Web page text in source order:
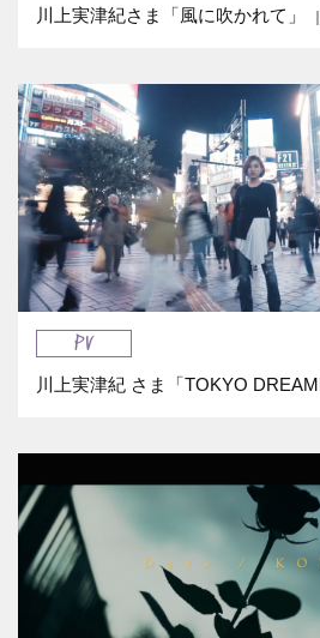
川上実津紀さま「風に吹かれて」
PV
川上実津紀 さま「TOKYO